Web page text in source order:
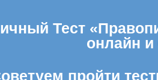
Тест
онлайн
пройти